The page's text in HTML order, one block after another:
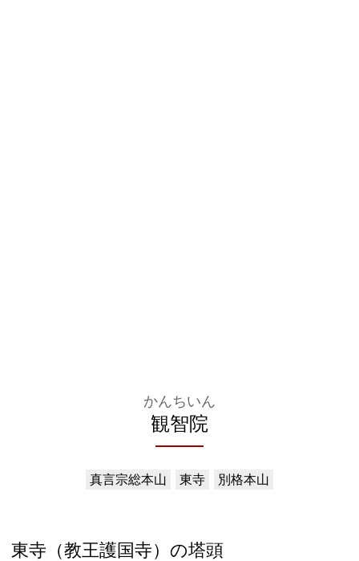
観智院
かんちいん
真言宗総本山 東寺 別格本山
東寺（教王護国寺）の塔頭